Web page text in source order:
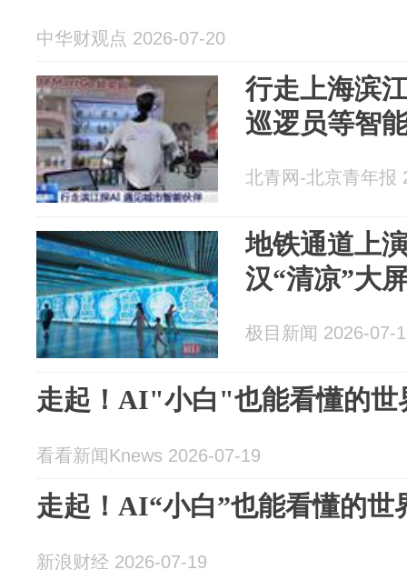
中华财观点 2026-07-20
行走上海滨
巡逻员等智
北青网-北京青年报
地铁通道上
汉“清凉”大
极目新闻 2026-07-
走起！AI"小白"也能看懂的世
看看新闻Knews 2026-07-19
走起！AI“小白”也能看懂的世
新浪财经 2026-07-19